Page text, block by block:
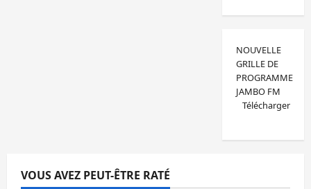
NOUVELLE
GRILLE DE
PROGRAMME
JAMBO FM
Télécharger
VOUS AVEZ PEUT-ÊTRE RATÉ